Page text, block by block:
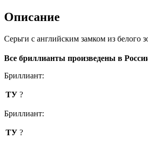
Описание
Серьги с английским замком из белого
Все бриллианты произведены в
Бриллиант:
ТУ ?
Бриллиант:
ТУ ?